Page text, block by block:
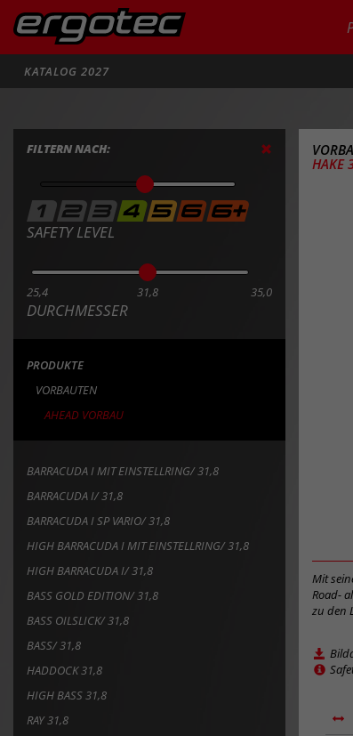
KATALOG 2027
FILTERN NACH:
SAFETY LEVEL
25,4 31,8 35,0
DURCHMESSER
PRODUKTE
VORBAUTEN
AHEAD VORBAU
BARRACUDA I MIT EINSTELLRING/ 31,8
BARRACUDA I/ 31,8
BARRACUDA I SP VARIO/ 31,8
HIGH BARRACUDA I MIT EINSTELLRING/ 31,8
HIGH BARRACUDA I/ 31,8
BASS GOLD EDITION/ 31,8
BASS OILSLICK/ 31,8
BASS/ 31,8
HADDOCK 31,8
HIGH BASS 31,8
RAY 31,8
HAKE
Mit
Road-
zu den